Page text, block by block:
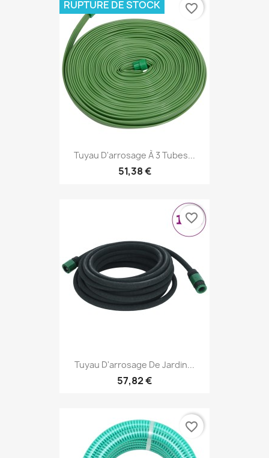
Tuyau D'arrosage À 3 Tubes...
51,38 €
RUPTURE DE STOCK favorite_border
Tuyau D'arrosage De Jardin...
57,82 €
favorite_border
favorite_border